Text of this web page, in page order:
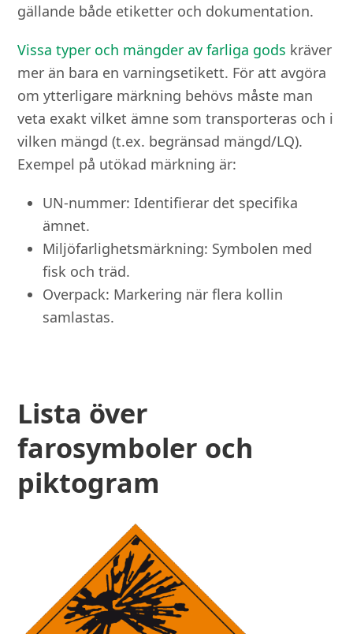
gällande både etiketter och dokumentation.
Vissa typer och mängder av farliga gods kräver
mer än bara en varningsetikett. För att avgöra
om ytterligare märkning behövs måste man
veta exakt vilket ämne som transporteras och i
vilken mängd (t.ex. begränsad mängd/LQ).
Exempel på utökad märkning är:
UN-nummer: Identifierar det specifika
ämnet.
Miljöfarlighetsmärkning: Symbolen med
fisk och träd.
Overpack: Markering när flera kollin
samlastas.
Lista över
farosymboler och
piktogram